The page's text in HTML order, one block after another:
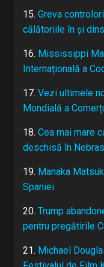
15. Greva
călătoriile în și
16. Mississippi
Internațională a
17. Vezi ultimele
Mondială a
18. Cea mai mare
deschisă în
19. Manaka
Spaniei
20. Trump
pentru pregătirile
21. Michael